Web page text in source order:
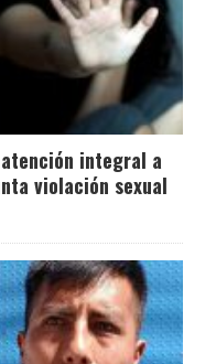
integral a
violación sexual